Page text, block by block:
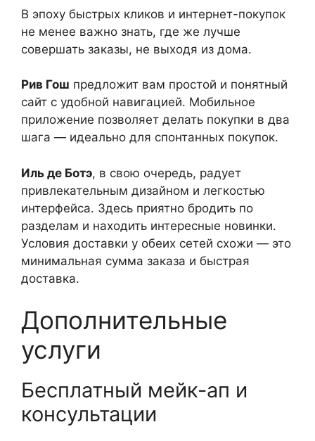
В эпоху быстрых кликов и интернет-покупок
не менее важно знать, где же лучше
совершать заказы, не выходя из дома.
Рив Гош предложит вам простой и понятный
сайт с удобной навигацией. Мобильное
приложение позволяет делать покупки в два
шага — идеально для спонтанных покупок.
Иль де Ботэ, в свою очередь, радует
привлекательным дизайном и легкостью
интерфейса. Здесь приятно бродить по
разделам и находить интересные новинки.
Условия доставки у обеих сетей схожи — это
минимальная сумма заказа и быстрая
доставка.
Дополнительные
услуги
Бесплатный мейк-ап и
консультации